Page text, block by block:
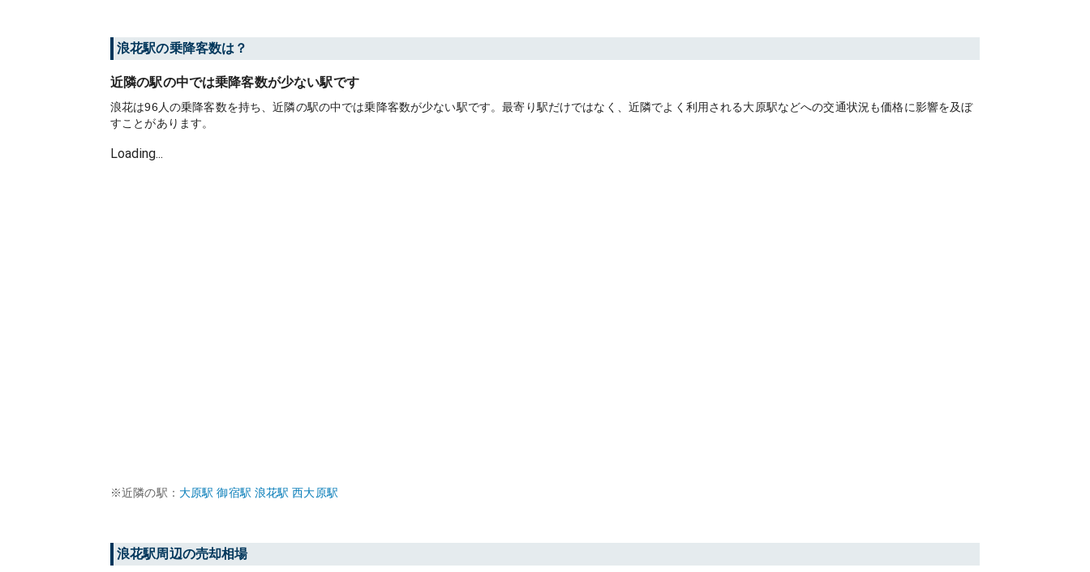
浪花駅の乗降客数は？
近隣の駅の中では乗降客数が少ない駅です
浪花は96人の乗降客数を持ち、近隣の駅の中では乗降客数が少ない駅です。最寄り駅だけではなく、近隣でよく利用される大原駅などへの交通状況も価格に影響を及ぼ
すことがあります。
Loading...
※近隣の駅： 大原駅 御宿駅 浪花駅 西大原駅
浪花駅周辺の売却相場